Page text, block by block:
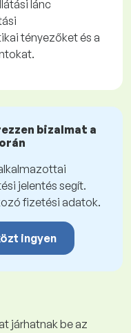
lánc
tényezőket és a
bizalmat a
jelentés segít.
fizetési adatok.
ingyen
járhatnak be az